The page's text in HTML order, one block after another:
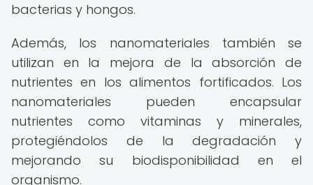
bacterias y hongos.
Además, los nanomateriales también se
utilizan en la mejora de la absorción de
nutrientes en los alimentos fortificados. Los
nanomateriales pueden encapsular
nutrientes como vitaminas y minerales,
protegiéndolos de la degradación y
mejorando su biodisponibilidad en el
organismo.